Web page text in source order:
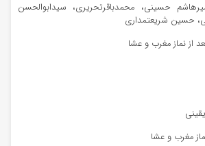
حسینی، محمدباقرتحریری، سیدابوالحسن
حسین شریعتمداری